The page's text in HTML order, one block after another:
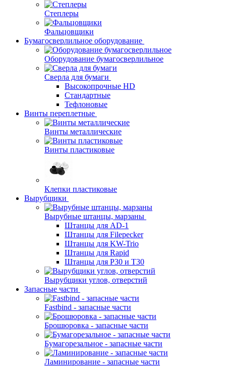
Степлеры
Фальцовщики
Бумагосверлильное оборудование
Оборудование бумагосверлильное
Сверла для бумаги
Высокопрочные HD
Стандартные
Тефлоновые
Винты переплетные
Винты металлические
Винты пластиковые
Клепки пластиковые
Вырубщики
Вырубные штанцы, марзаны
Штанцы для AD-1
Штанцы для Filepecker
Штанцы для KW-Trio
Штанцы для Rapid
Штанцы для Р30 и Т30
Вырубщики углов, отверстий
Запасные части
Fastbind - запасные части
Брошюровка - запасные части
Бумагорезальное - запасные части
Ламинирование - запасные части